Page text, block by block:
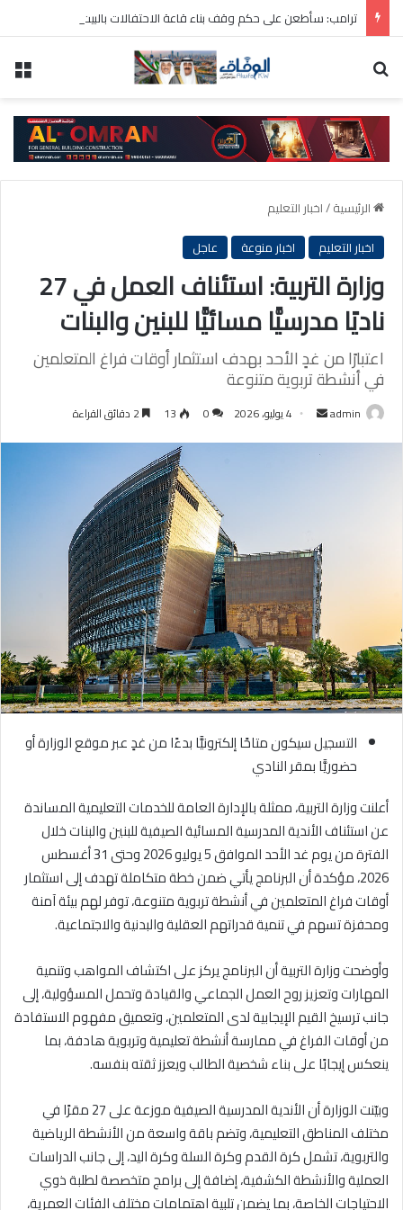
ترامب: سأطعن على حكم وقف بناء قاعة الاحتفالات بالبيت الأبيض
الرئيسية/اخبار التعليم
اخبار التعليم
اخبار منوعة عاجل
وزارة التربية: استئناف العمل في 27
ناديًا مدرسيًّا مسائيًّا للبنين والبنات
اعتبارًا من غدٍ الأحد بهدف استثمار أوقات فراغ المتعلمين
في أنشطة تربوية متنوعة
admin
أرسل 4 يوليو، 2026 0
13
التسجيل سيكون متاحًا إلكترونيًّا بدءًا من غدٍ عبر موقع الوزارة أو
حضوريًّا بمقر النادي
أعلنت وزارة التربية، ممثلة بالإدارة العامة للخدمات التعليمية المساندة
عن استئناف الأندية المدرسية المسائية الصيفية للبنين والبنات خلال
الفترة من يوم غد الأحد الموافق 5 يوليو 2026 وحتى 31 أغسطس
2026، مؤكدة أن البرنامج يأتي ضمن خطة متكاملة تهدف إلى استثمار
أوقات فراغ المتعلمين في أنشطة تربوية متنوعة، توفر لهم بيئة آمنة
ومحفزة تسهم في تنمية قدراتهم العقلية والبدنية والاجتماعية.
وأوضحت وزارة التربية أن البرنامج يركز على اكتشاف المواهب وتنمية
المهارات وتعزيز روح العمل الجماعي والقيادة وتحمل المسؤولية، إلى
جانب ترسيخ القيم الإيجابية لدى المتعلمين، وتعميق مفهوم الاستفادة
من أوقات الفراغ في ممارسة أنشطة تعليمية وتربوية هادفة، بما
ينعكس إيجابًا على بناء شخصية الطالب ويعزز ثقته بنفسه.
وبيّنت الوزارة أن الأندية المدرسية الصيفية موزعة على 27 مقرًا في
مختلف المناطق التعليمية، وتضم باقة واسعة من الأنشطة الرياضية
والتربوية، تشمل كرة القدم وكرة السلة وكرة اليد، إلى جانب الدراسات
العملية والأنشطة الكشفية، إضافة إلى برامج متخصصة لطلبة ذوي
الاحتياجات الخاصة، بما يضمن تلبية اهتمامات مختلف الفئات العمرية،